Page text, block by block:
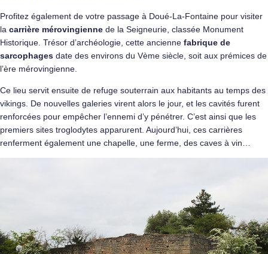
Profitez également de votre passage à Doué-La-Fontaine pour visiter
la carrière mérovingienne de la Seigneurie, classée Monument
Historique. Trésor d’archéologie, cette ancienne fabrique de
sarcophages date des environs du Vème siècle, soit aux prémices de
l’ère mérovingienne.
Ce lieu servit ensuite de refuge souterrain aux habitants au temps des
vikings. De nouvelles galeries virent alors le jour, et les cavités furent
renforcées pour empêcher l’ennemi d’y pénétrer. C’est ainsi que les
premiers sites troglodytes apparurent. Aujourd’hui, ces carrières
renferment également une chapelle, une ferme, des caves à vin…